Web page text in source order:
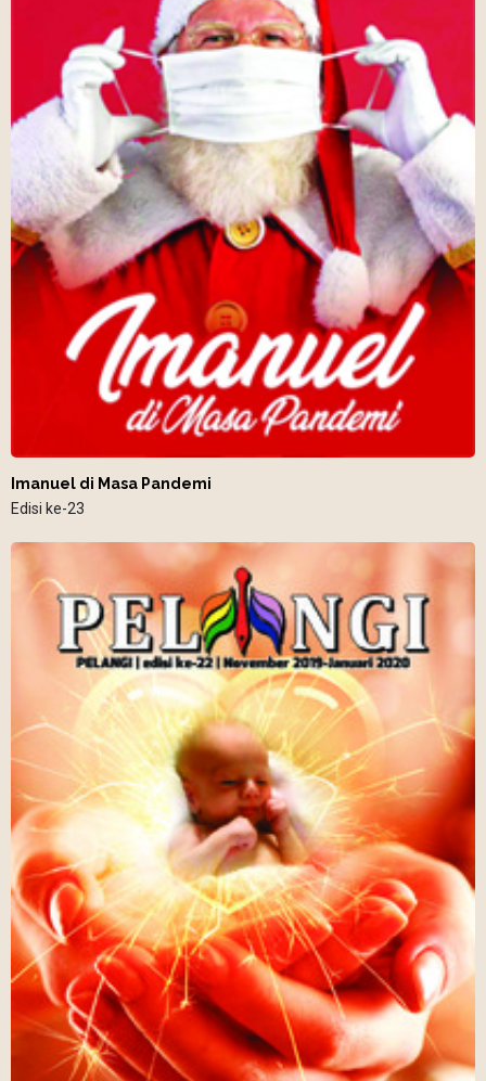
Imanuel di Masa Pandemi
Edisi ke-23